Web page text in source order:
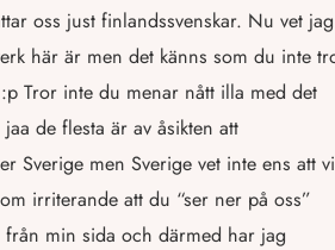
oss just finlandssvenskar. Nu vet jag
här är men det känns som du inte
Tror inte du menar nått illa med det
de flesta är av åsikten att
Sverige men Sverige vet inte ens att vi
irriterande att du “ser ner på oss”
min sida och därmed har jag